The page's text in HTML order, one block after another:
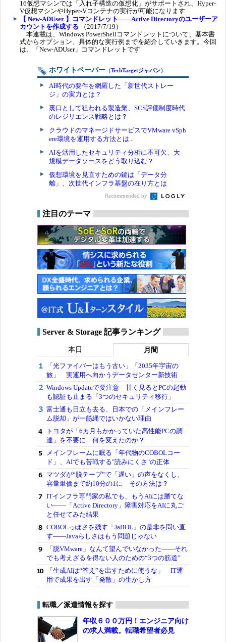
16仮想マシンでは「入れ子構造の仮想化」がサポートされ、Hyper-
V仮想マシンやHyper-Vコンテナの実行が可能になります
【 New-ADUser 】コマンドレット――Active Directoryのユーザーア
カウントを作成する （2017/7/19）
本連載は、Windows PowerShellコマンドレットについて、基本書
式からオプション、具体的な実行例までを紹介していきます。今回
は、「New-ADUser」コマンドレットです
ホワイトペーパー （TechTargetジャパン）
AI時代の要件を網羅した「新世代ストレー
ジ」の実力とは？
裏口として狙われる製造業、SCS評価制度時代
のレジリエンス戦略とは？
クラウドのマネージドサービスでVMware vSph
ere環境を運用する方法とは...
AIを活用したセキュリティ分析に不可欠、大
規模データソースをどう取り込む？
仮想環境を見直すための鍵は「データ分
離」、次世代インフラ基盤の在り方とは
Recommended by
注目のテーマ
Server & Storage 記事ランキング
本日 月間
「光ファイバーはもう古い」「2035年宇宙の
旅」 実運用へ向かうデータセンター新技術
Windows Updateで要注意 甘く見るとPCの起動
も認証も止まる「3つのセキュリティ移行」
富士通も日立も去る、日本での「メインフレー
ム脱却」が一筋縄ではいかない理由
トヨタが「6カ月もかかっていた高性能PCの調
達」を不要に 何を変えたのか？
メインフレームに眠る「年代物のCOBOLコー
ド」、AIでも苦戦する"読みにくさ"の正体
マツダが“脱テープ”で「遅い」の声をなくし、
容量単価まで約10分の1に その方法は？
ITインフラ専門家の私でも、もうAIには勝てな
い――「Active Directory」障害対応をAIに丸ご
と任せてみた結果
COBOLっぽさを残す「JaBOL」の是非を問い直
す――Javaらしさはもう問題じゃない
「脱VMware」なんて望んでいなかった――それ
でも考えざるを得ない人のための“3つの筋道”
「生成AIは“答え”を出すために使うな」 IT運
用で成果を出す「発散」の生かし方
転職／派遣情報を探す
年収６００万円！エンジニア向け
の求人満載。転職希望者必見